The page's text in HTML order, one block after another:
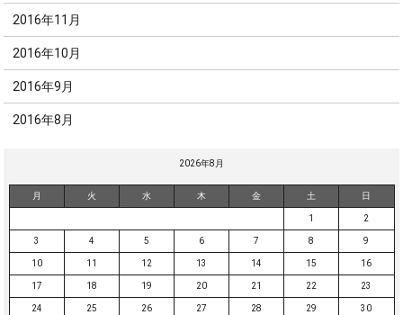
2016年11月
2016年10月
2016年9月
2016年8月
2026年8月
月 火 水 木 金 土 日
1 2
3 4 5 6 7 8 9
10 11 12 13 14 15 16
17 18 19 20 21 22 23
24 25 26 27 28 29 30